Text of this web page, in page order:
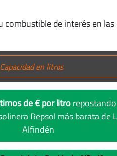
combustible de interés en
de € por litro
Repsol más barata de
Alfindén